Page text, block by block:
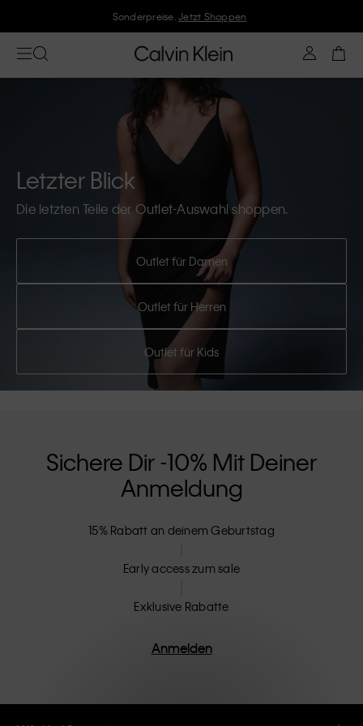
Sonderpreise.Jetzt Shoppen
Letzter Blick
Die letzten Teile der Outlet-Auswahl shoppen.
Outlet für Damen
Outlet für Herren
Outlet für Kids
Sichere Dir -10% Mit Deiner
Anmeldung
15% Rabatt an deinem Geburtstag
Early access zum sale
Exklusive Rabatte
Anmelden